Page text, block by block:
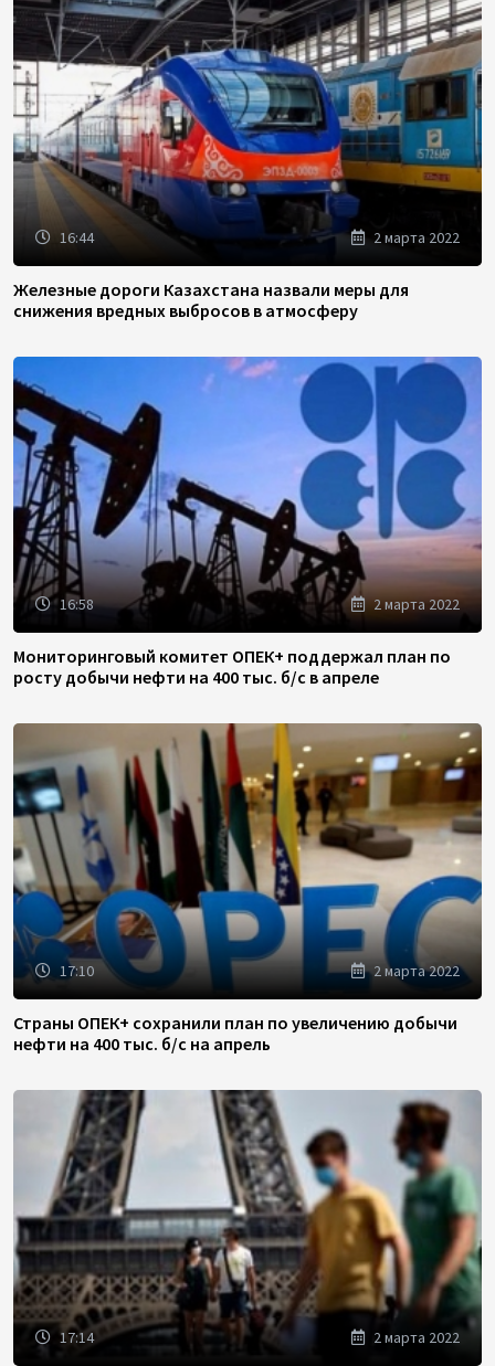
16:44 2 марта 2022
Железные дороги Казахстана назвали меры для
снижения вредных выбросов в атмосферу
16:58 2 марта 2022
Мониторинговый комитет ОПЕК+ поддержал план по
росту добычи нефти на 400 тыс. б/с в апреле
17:10 2 марта 2022
Страны ОПЕК+ сохранили план по увеличению добычи
нефти на 400 тыс. б/с на апрель
17:14 2 марта 2022